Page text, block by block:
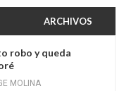
ARCHIVOS
robo y queda
MOLINA